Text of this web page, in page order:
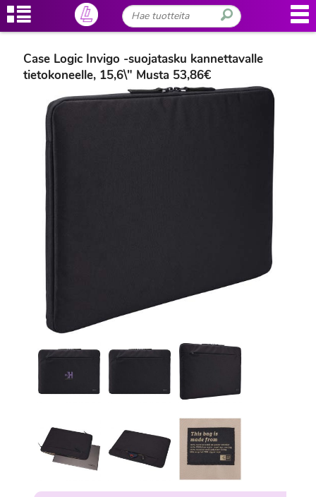
Case Logic Invigo -suojatasku kannettavalle
tietokoneelle, 15,6\" Musta 53,86€